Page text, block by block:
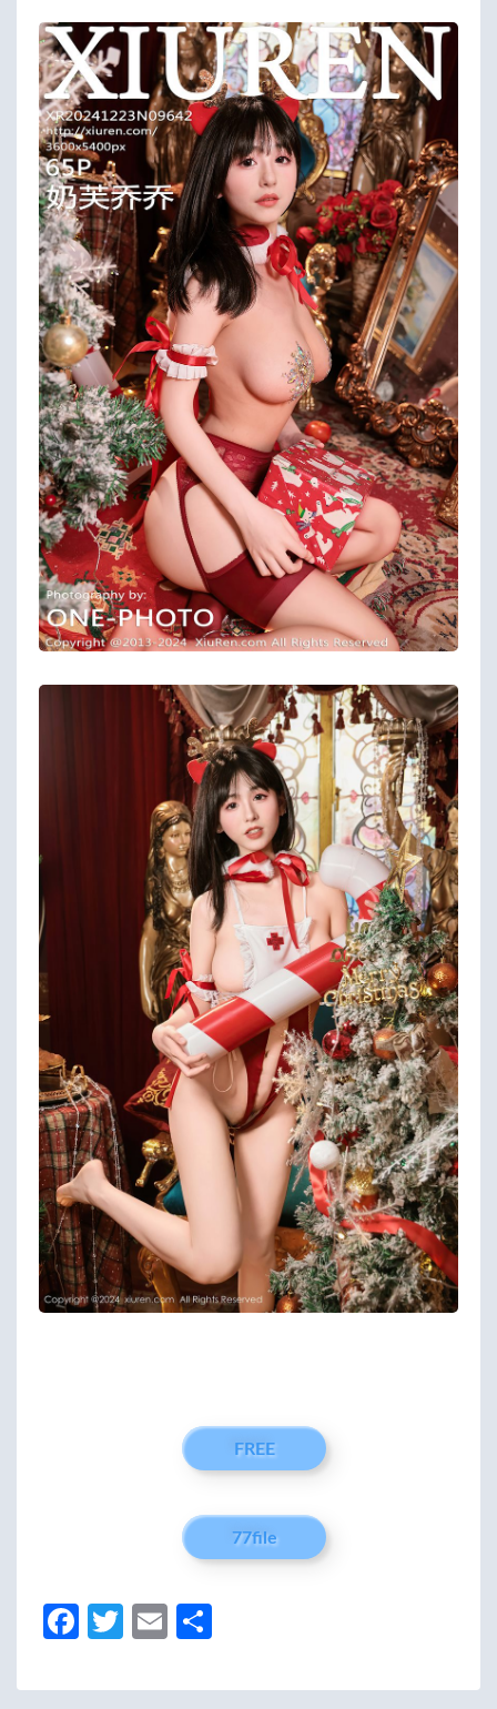
FREE
77file
Fa
b
T
itt
E
ail